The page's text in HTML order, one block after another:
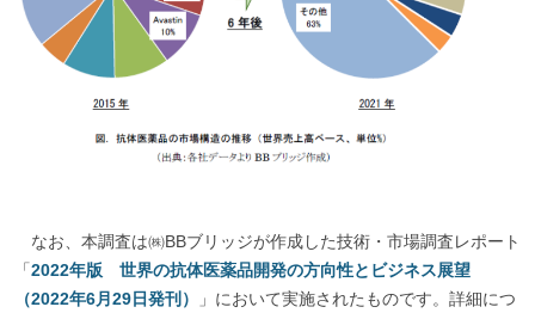
なお、本調査は㈱BBブリッジが作成した技術・市場調査レポート
「2022年版 世界の抗体医薬品開発の方向性とビジネス展望
（2022年6月29日発刊）
」において実施されたものです。詳細につ